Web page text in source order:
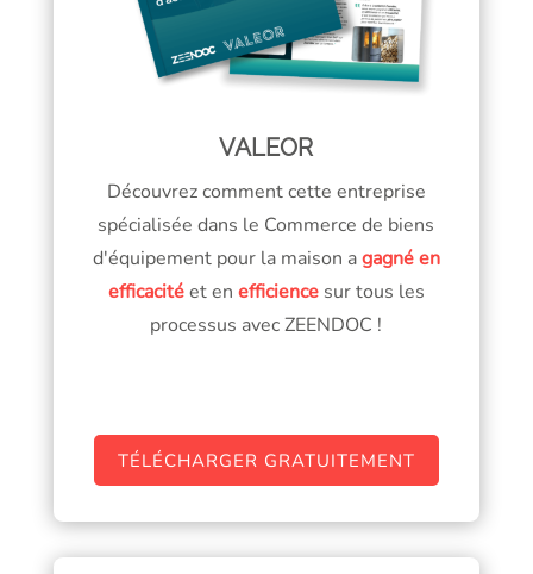
VALEOR
Découvrez comment cette entreprise
spécialisée dans le Commerce de biens
d'équipement pour la maison agagné en
efficacitéet en efficiencesur tous les
processus avec ZEENDOC !
TÉLÉCHARGER GRATUITEMENT